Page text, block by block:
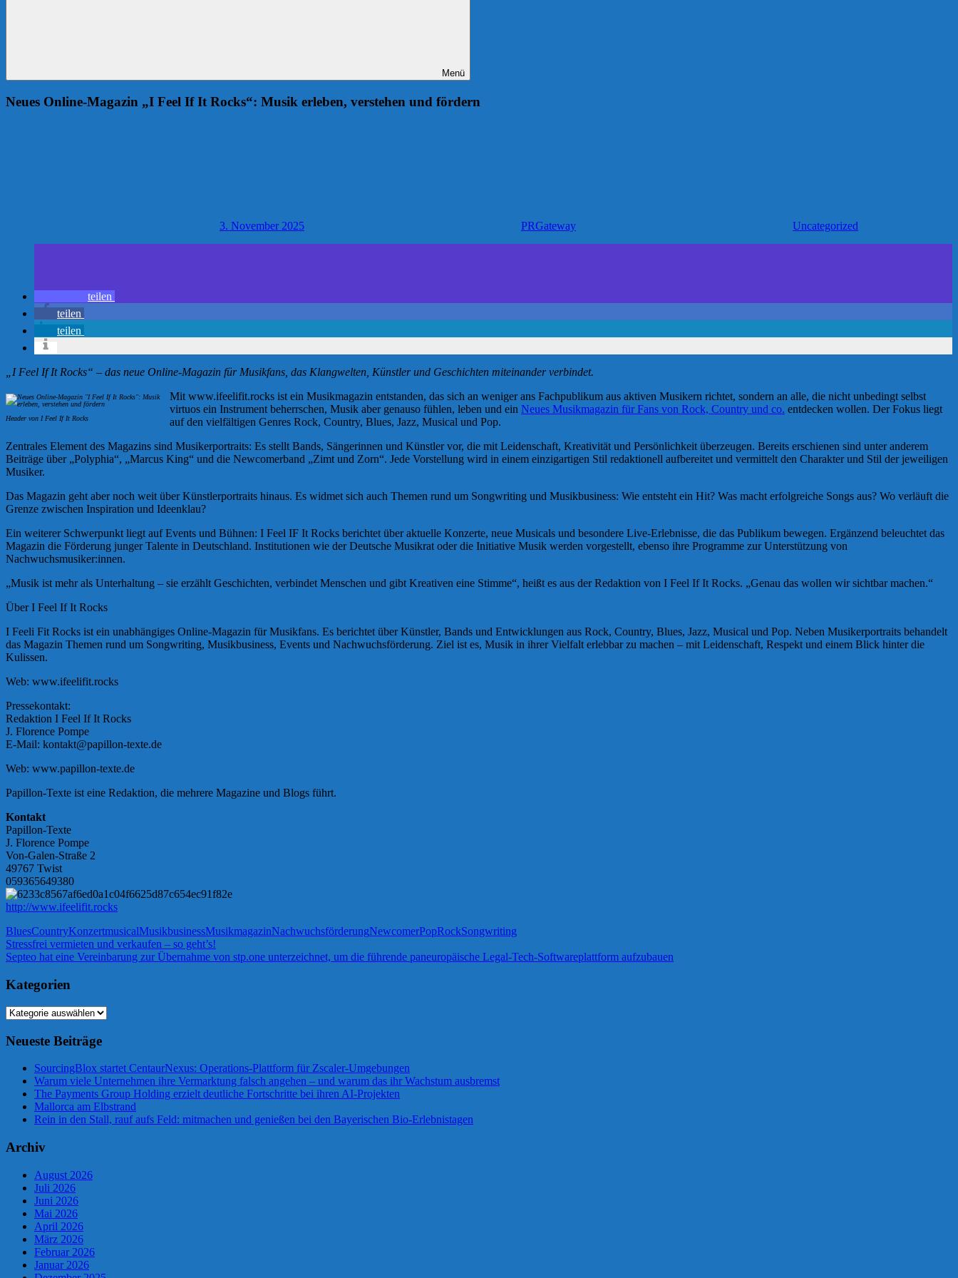
Menü
Neues Online-Magazin „I Feel If It Rocks“: Musik erleben, verstehen und fördern
3. November 2025 PRGateway Uncategorized
teilen
teilen
teilen
„I Feel If It Rocks“ – das neue Online-Magazin für Musikfans, das Klangwelten, Künstler und Geschichten miteinander verbindet.
Header von I Feel If It Rocks
Mit www.ifeelifit.rocks ist ein Musikmagazin entstanden, das sich an weniger ans Fachpublikum aus aktiven Musikern richtet, sondern an alle, die nicht unbedingt selbst
virtuos ein Instrument beherrschen, Musik aber genauso fühlen, leben und ein Neues Musikmagazin für Fans von Rock, Country und co. entdecken wollen. Der Fokus liegt
auf den vielfältigen Genres Rock, Country, Blues, Jazz, Musical und Pop.
Zentrales Element des Magazins sind Musikerportraits: Es stellt Bands, Sängerinnen und Künstler vor, die mit Leidenschaft, Kreativität und Persönlichkeit überzeugen. Bereits erschienen sind unter anderem
Beiträge über „Polyphia“, „Marcus King“ und die Newcomerband „Zimt und Zorn“. Jede Vorstellung wird in einem einzigartigen Stil redaktionell aufbereitet und vermittelt den Charakter und Stil der jeweiligen
Musiker.
Das Magazin geht aber noch weit über Künstlerportraits hinaus. Es widmet sich auch Themen rund um Songwriting und Musikbusiness: Wie entsteht ein Hit? Was macht erfolgreiche Songs aus? Wo verläuft die
Grenze zwischen Inspiration und Ideenklau?
Ein weiterer Schwerpunkt liegt auf Events und Bühnen: I Feel IF It Rocks berichtet über aktuelle Konzerte, neue Musicals und besondere Live-Erlebnisse, die das Publikum bewegen. Ergänzend beleuchtet das
Magazin die Förderung junger Talente in Deutschland. Institutionen wie der Deutsche Musikrat oder die Initiative Musik werden vorgestellt, ebenso ihre Programme zur Unterstützung von
Nachwuchsmusiker:innen.
„Musik ist mehr als Unterhaltung – sie erzählt Geschichten, verbindet Menschen und gibt Kreativen eine Stimme“, heißt es aus der Redaktion von I Feel If It Rocks. „Genau das wollen wir sichtbar machen.“
Über I Feel If It Rocks
I Feeli Fit Rocks ist ein unabhängiges Online-Magazin für Musikfans. Es berichtet über Künstler, Bands und Entwicklungen aus Rock, Country, Blues, Jazz, Musical und Pop. Neben Musikerportraits behandelt
das Magazin Themen rund um Songwriting, Musikbusiness, Events und Nachwuchsförderung. Ziel ist es, Musik in ihrer Vielfalt erlebbar zu machen – mit Leidenschaft, Respekt und einem Blick hinter die
Kulissen.
Web: www.ifeelifit.rocks
Pressekontakt:
Redaktion I Feel If It Rocks
J. Florence Pompe
E-Mail: kontakt@papillon-texte.de
Web: www.papillon-texte.de
Papillon-Texte ist eine Redaktion, die mehrere Magazine und Blogs führt.
Kontakt
Papillon-Texte
J. Florence Pompe
Von-Galen-Straße 2
49767 Twist
059365649380
http://www.ifeelifit.rocks
BluesCountryKonzertmusicalMusikbusinessMusikmagazinNachwuchsförderungNewcomerPopRockSongwriting
Beitragsnavigation
Vorheriger
Beitrag:
Stressfrei vermieten und verkaufen – so geht’s!
Nächster
Septeo hat eine Vereinbarung zur Übernahme von stp.one unterzeichnet, um die führende paneuropäische Legal-Tech-Softwareplattform aufzubauen
Kategorien
Kategorien
Neueste Beiträge
SourcingBlox startet CentaurNexus: Operations-Plattform für Zscaler-Umgebungen
Warum viele Unternehmen ihre Vermarktung falsch angehen – und warum das ihr Wachstum ausbremst
The Payments Group Holding erzielt deutliche Fortschritte bei ihren AI-Projekten
Mallorca am Elbstrand
Rein in den Stall, rauf aufs Feld: mitmachen und genießen bei den Bayerischen Bio-Erlebnistagen
Archiv
August 2026
Juli 2026
Juni 2026
Mai 2026
April 2026
März 2026
Februar 2026
Januar 2026